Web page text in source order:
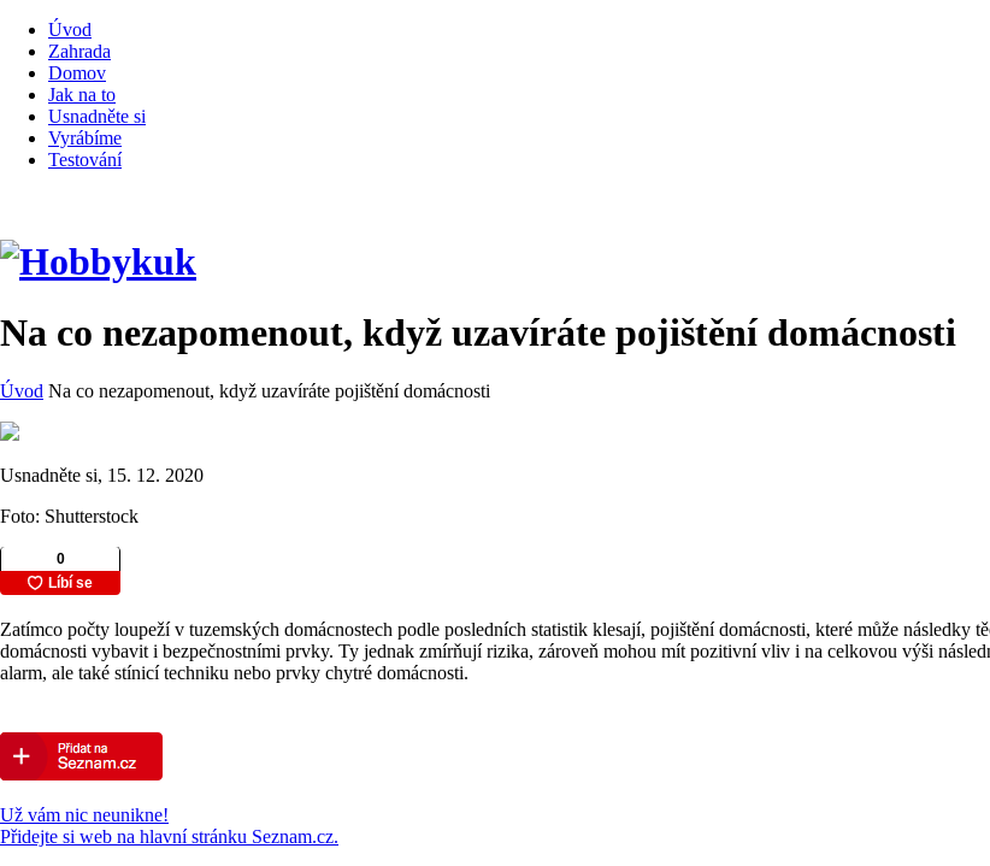
Úvod
Zahrada
Domov
Jak na to
Usnadněte si
Vyrábíme
Testování
Na co nezapomenout, když uzavíráte pojištění domácnosti
Úvod Na co nezapomenout, když uzavíráte pojištění domácnosti
Usnadněte si, 15. 12. 2020
Foto: Shutterstock
Zatímco počty loupeží v tuzemských domácnostech podle posledních statistik klesají, pojištění domácnosti, které může
domácnosti vybavit i bezpečnostními prvky. Ty jednak zmírňují rizika, zároveň mohou mít pozitivní vliv i na celkovou výši
alarm, ale také stínicí techniku nebo prvky chytré domácnosti.
Už vám nic neunikne!
Přidejte si web na hlavní stránku Seznam.cz.